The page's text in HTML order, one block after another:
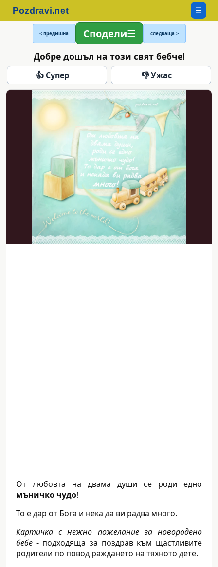
☰
< предишна Сподели следваща >
Добре дошъл на този свят бебче!
👍 Супер 👎 Ужас
От любовта на двама души се роди едно
мъничко чудо!
То е дар от Бога и нека да ви радва много.
Картичка с нежно пожелание за новородено
бебе - подходяща за поздрав към щастливите
родители по повод раждането на тяхното дете.